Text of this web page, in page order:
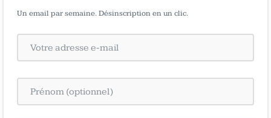
Un email par semaine. Désinscription en un clic.